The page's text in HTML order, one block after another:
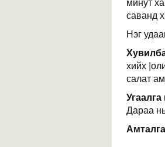
саванд
Нэг
хийх
салат
Дараа